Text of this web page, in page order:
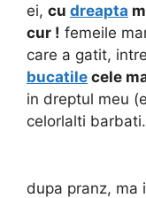
ei, cu dreapta
cur ! femeile
care a gatit,
bucatile cele
in dreptul meu
celorlalti barbati.
dupa pranz, ma